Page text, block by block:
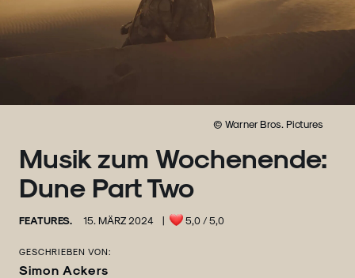
© Warner Bros. Pictures
Musik zum Wochenende:
Dune Part Two
FEATURES. 15. MÄRZ 2024 | 5,0 / 5,0
GESCHRIEBEN VON:
Simon Ackers